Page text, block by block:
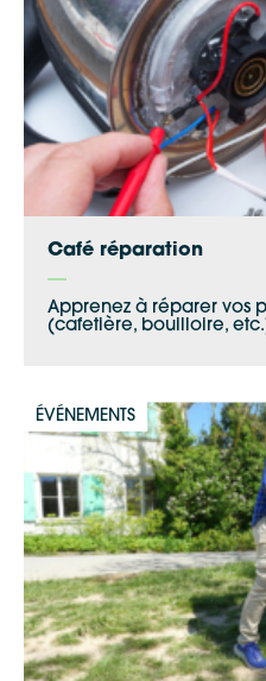
Café réparation
Apprenez à réparer vos
(cafetière, bouilloire,
ÉVÉNEMENTS
ShareThis is
Apple Plans
Waze